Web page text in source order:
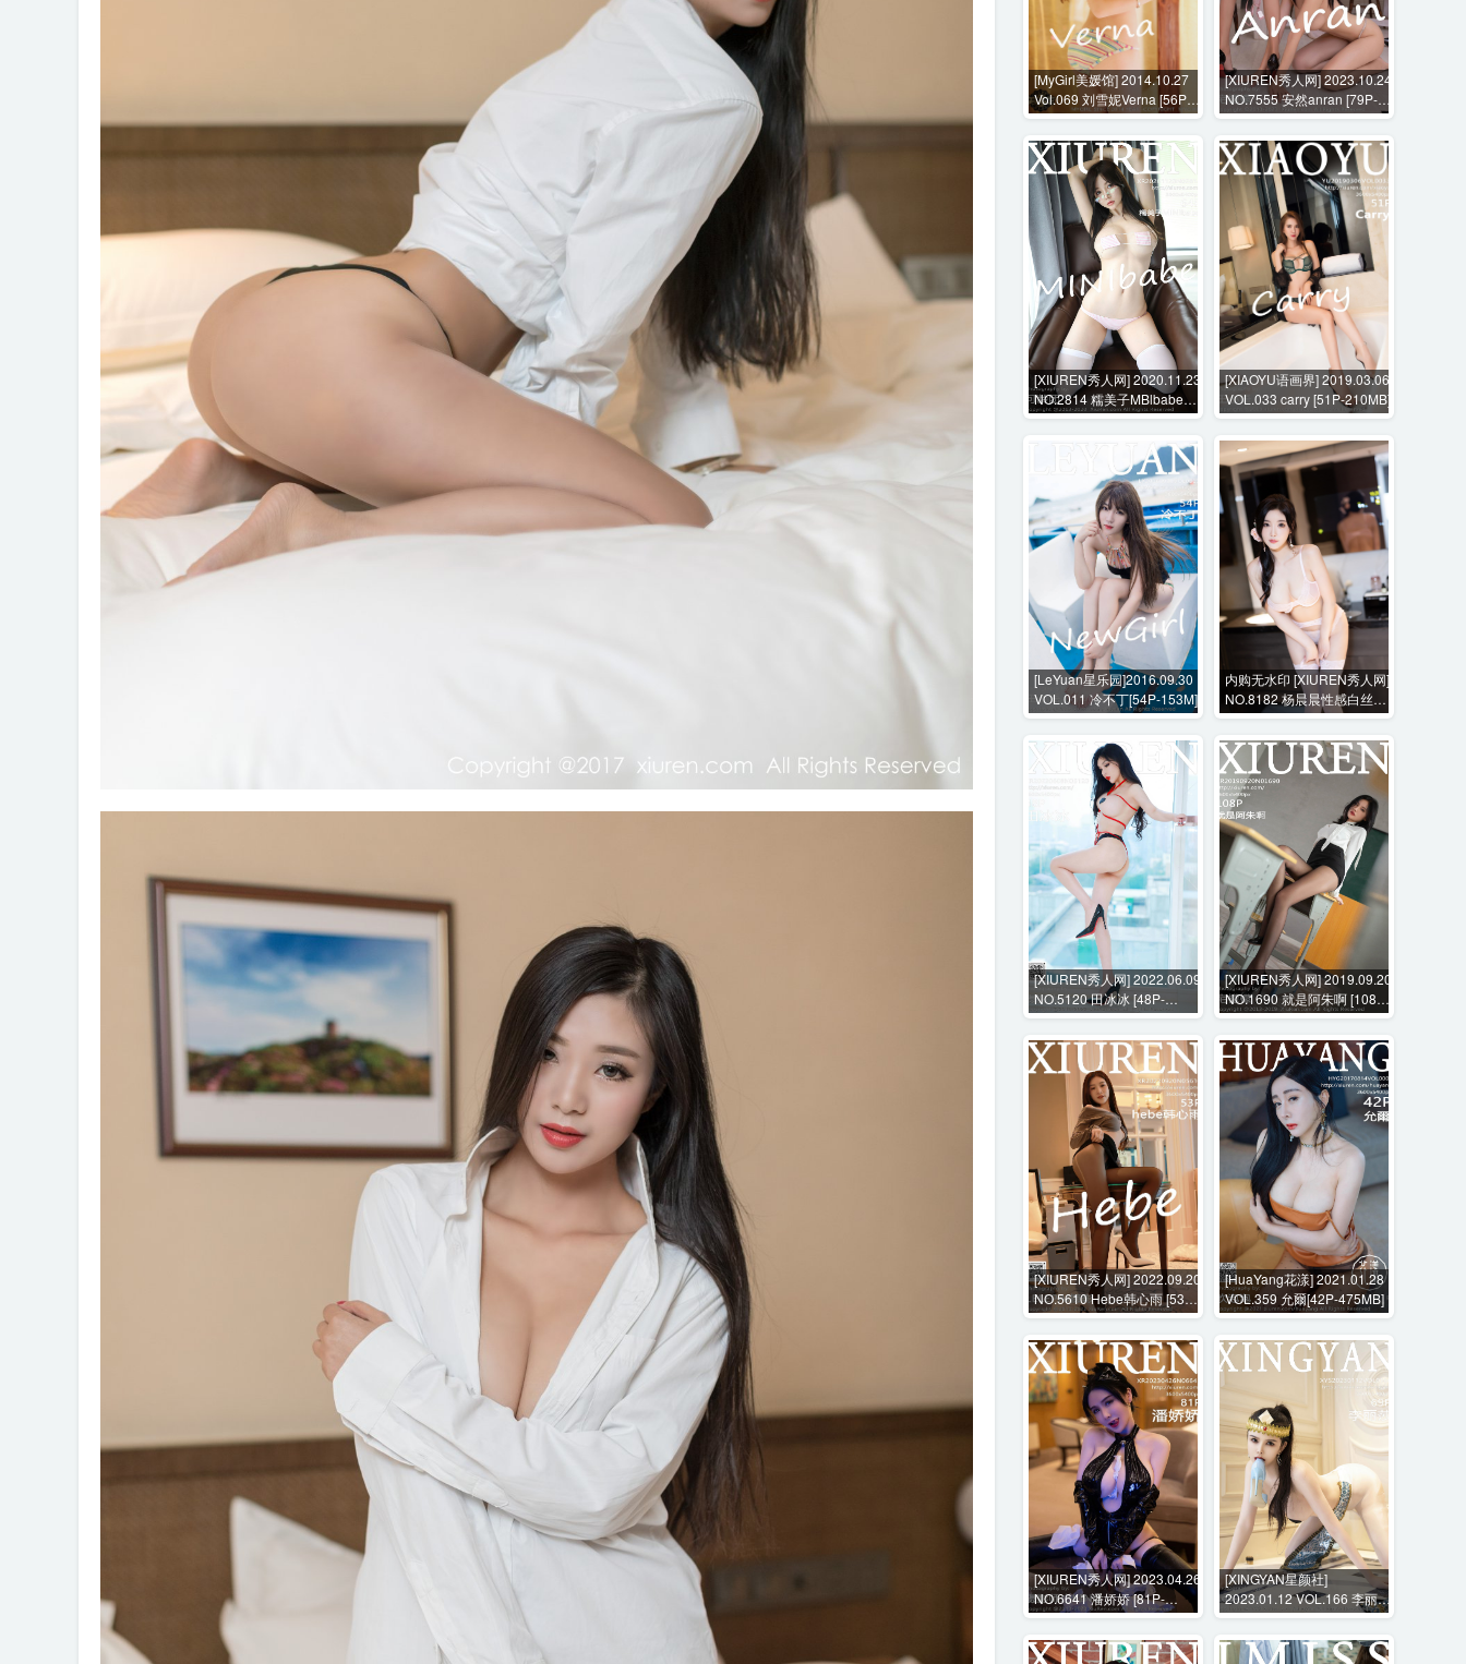
[MyGirl美媛馆] 2014.10.27
Vol.069 刘雪妮Verna [56P-
215MB]
[XIUREN秀人网] 2023.10.24
NO.7555 安然anran [79P-
690MB]
[XIUREN秀人网] 2020.11.23
NO.2814 糯美子MBlbabe
[64P-541MB]
[XIAOYU语画界] 2019.03.06
VOL.033 carry [51P-210MB]
[LeYuan星乐园]2016.09.30
VOL.011 冷不丁[54P-153M]
内购无水印 [XIUREN秀人网]
NO.8182 杨晨晨性感白丝内
衣+花絮视频 [102P+1V-
751MB]
[XIUREN秀人网] 2022.06.09
NO.5120 田冰冰 [48P-
374MB]
[XIUREN秀人网] 2019.09.20
NO.1690 就是阿朱啊 [108P-
287MB]
[XIUREN秀人网] 2022.09.20
NO.5610 Hebe韩心雨 [53P-
526MB]
[HuaYang花漾] 2021.01.28
VOL.359 允爾[42P-475MB]
[XIUREN秀人网] 2023.04.26
NO.6641 潘娇娇 [81P-
747MB]
[XINGYAN星颜社]
2023.01.12 VOL.166 李丽莎
[69P-652MB]